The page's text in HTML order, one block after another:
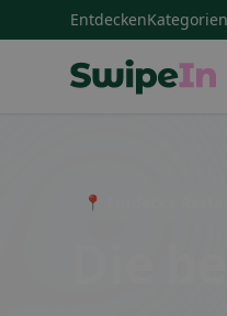
EntdeckenKategorien
📍 Entdecke